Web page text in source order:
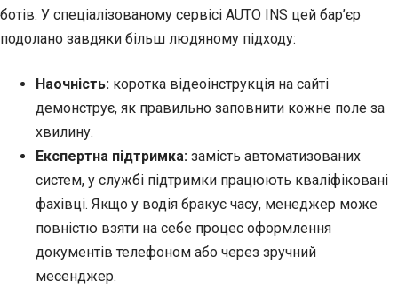
ботів. У спеціалізованому сервісі AUTO INS цей бар’єр
подолано завдяки більш людяному підходу:
Наочність: коротка відеоінструкція на сайті
демонструє, як правильно заповнити кожне поле за
хвилину.
Експертна підтримка: замість автоматизованих
систем, у службі підтримки працюють кваліфіковані
фахівці. Якщо у водія бракує часу, менеджер може
повністю взяти на себе процес оформлення
документів телефоном або через зручний
месенджер.